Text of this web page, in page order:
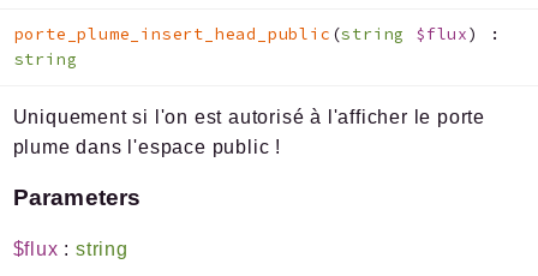
porte_plume_insert_head_public (string $flux)
:
string
Uniquement si l'on est autorisé à l'afficher le porte
plume dans l'espace public !
Parameters
$flux :string